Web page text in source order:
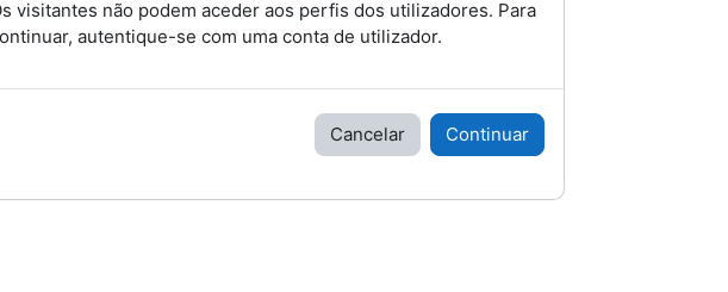
visitantes não podem aceder aos perfis dos utilizadores. Para
autentique-se com uma conta de utilizador.
Cancelar Continuar